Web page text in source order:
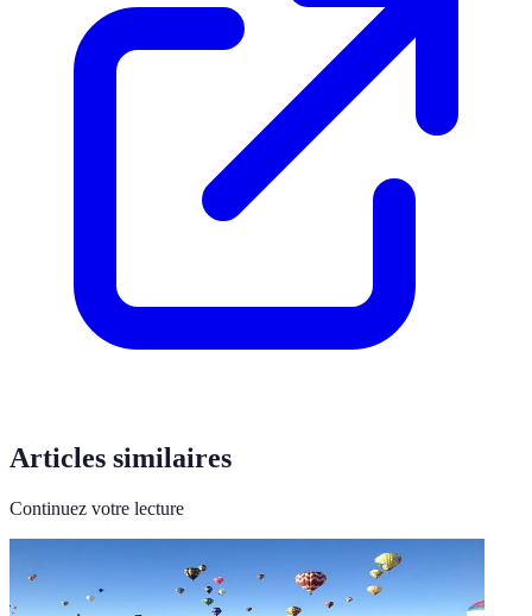
Articles similaires
Continuez votre lecture